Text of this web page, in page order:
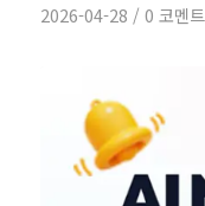
2026-04-28 / 0 코멘트